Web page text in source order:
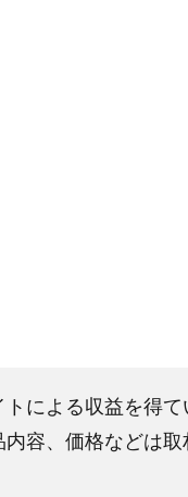
による収益を得て
容、価格などは取